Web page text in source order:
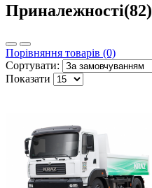
Приналежності(82)
Порівняння товарів (0)
Сортувати:
Показати